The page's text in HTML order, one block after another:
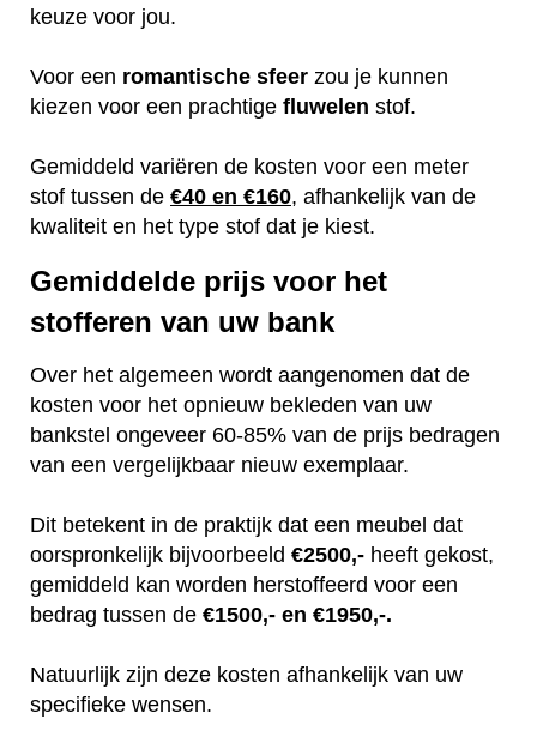
keuze voor jou.
Voor een romantische sfeer zou je kunnen
kiezen voor een prachtige fluwelen stof.
Gemiddeld variëren de kosten voor een meter
stof tussen de €40 en €160, afhankelijk van de
kwaliteit en het type stof dat je kiest.
Gemiddelde prijs voor het
stofferen van uw bank
Over het algemeen wordt aangenomen dat de
kosten voor het opnieuw bekleden van uw
bankstel ongeveer 60-85% van de prijs bedragen
van een vergelijkbaar nieuw exemplaar.
Dit betekent in de praktijk dat een meubel dat
oorspronkelijk bijvoorbeeld €2500,- heeft gekost,
gemiddeld kan worden herstoffeerd voor een
bedrag tussen de €1500,- en €1950,-.
Natuurlijk zijn deze kosten afhankelijk van uw
specifieke wensen.